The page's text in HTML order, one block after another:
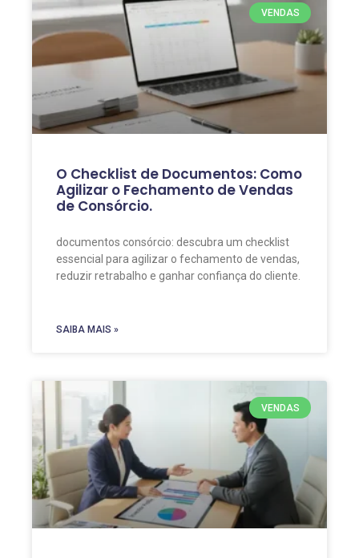
VENDAS
O Checklist de Documentos: Como
Agilizar o Fechamento de Vendas
de Consórcio.
documentos consórcio: descubra um checklist
essencial para agilizar o fechamento de vendas,
reduzir retrabalho e ganhar confiança do cliente.
SAIBA MAIS »
VENDAS